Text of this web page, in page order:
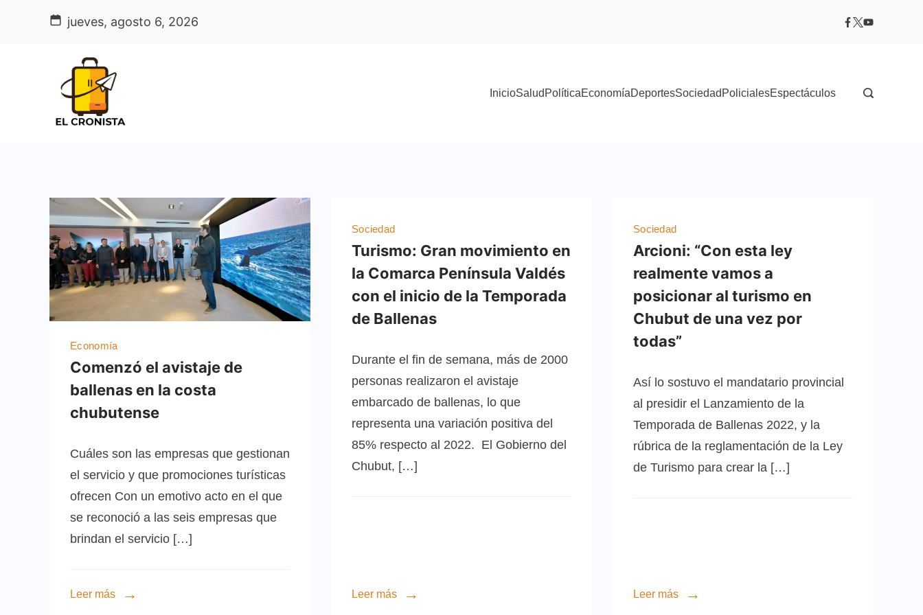
jueves, agosto 6, 2026
InicioSalud PolíticaEconomíaDeportesSociedad PolicialesEspectáculos
Economía
Comenzó el avistaje de
ballenas en la costa
chubutense
Cuáles son las empresas que gestionan
el servicio y que promociones turísticas
ofrecen Con un emotivo acto en el que
se reconoció a las seis empresas que
brindan el servicio […]
Leer más
Sociedad
Turismo: Gran movimiento en
la Comarca Península Valdés
con el inicio de la Temporada
de Ballenas
Durante el fin de semana, más de 2000
personas realizaron el avistaje
embarcado de ballenas, lo que
representa una variación positiva del
85% respecto al 2022. El Gobierno del
Chubut, […]
Leer más
Sociedad
Arcioni: “Con esta ley
realmente vamos a
posicionar al turismo en
Chubut de una vez por
todas”
Así lo sostuvo el mandatario provincial
al presidir el Lanzamiento de la
Temporada de Ballenas 2022, y la
rúbrica de la reglamentación de la Ley
de Turismo para crear la […]
Leer más